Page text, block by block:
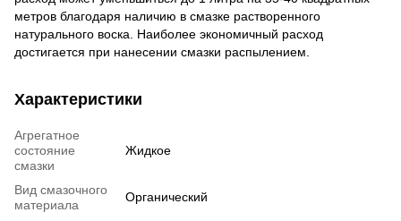
метров благодаря наличию в смазке растворенного
натурального воска. Наиболее экономичный расход
достигается при нанесении смазки распылением.
Характеристики
Агрегатное
состояние
смазки
Жидкое
Вид смазочного
материала
Органический